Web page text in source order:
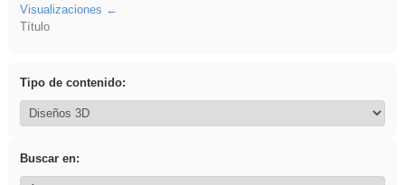
Visualizaciones
Título
Tipo de contenido:
Buscar en: